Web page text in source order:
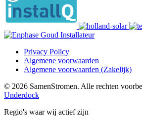
Privacy Policy
Algemene voorwaarden
Algemene voorwaarden (Zakelijk)
© 2026 SamenStromen. Alle rechten
Underdock
Regio's waar wij actief zijn